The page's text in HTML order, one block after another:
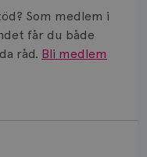
Som medlem i
får du både
råd. Bli medlem